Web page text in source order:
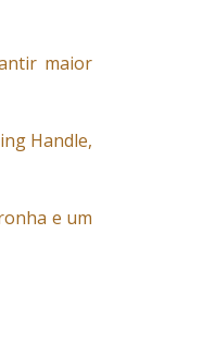
maior
Handle,
e um